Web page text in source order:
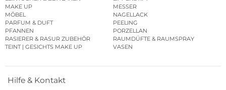
MAKE UP
MESSER
MÖBEL
NAGELLACK
PARFUM & DUFT
PEELING
PFANNEN
PORZELLAN
RASIERER & RASUR ZUBEHÖR
RAUMDÜFTE & RAUMSPRAY
TEINT | GESICHTS MAKE UP
VASEN
Hilfe & Kontakt